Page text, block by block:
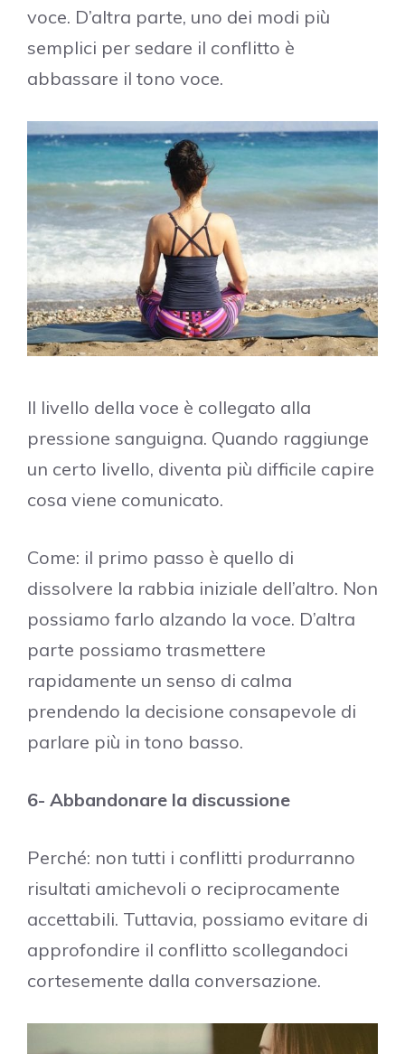
voce. D’altra parte, uno dei modi più
semplici per sedare il conflitto è
abbassare il tono voce.
Il livello della voce è collegato alla
pressione sanguigna. Quando raggiunge
un certo livello, diventa più difficile capire
cosa viene comunicato.
Come: il primo passo è quello di
dissolvere la rabbia iniziale dell’altro. Non
possiamo farlo alzando la voce. D’altra
parte possiamo trasmettere
rapidamente un senso di calma
prendendo la decisione consapevole di
parlare più in tono basso.
6- Abbandonare la discussione
Perché: non tutti i conflitti produrranno
risultati amichevoli o reciprocamente
accettabili. Tuttavia, possiamo evitare di
approfondire il conflitto scollegandoci
cortesemente dalla conversazione.